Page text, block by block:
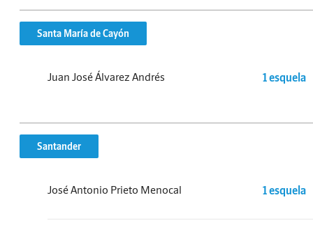
Santa María de Cayón
Juan José Álvarez Andrés 1 esquela
Santander
José Antonio Prieto Menocal 1 esquela